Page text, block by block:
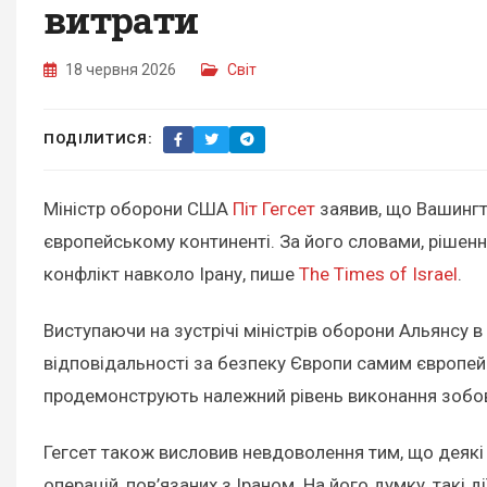
витрати
18 червня 2026 Світ
ПОДІЛИТИСЯ:
Міністр оборони США Піт Гегсет заявив, що
європейському континенті. За його словами,
конфлікт навколо Ірану, пише The Times of Israel.
Виступаючи на зустрічі міністрів оборони
відповідальності за безпеку Європи самим
продемонструють належний рівень виконання
Гегсет також висловив невдоволення тим, що